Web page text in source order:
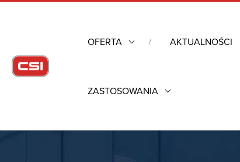
OFERTA AKTUALNOŚCI
ZASTOSOWANIA